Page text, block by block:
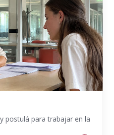
postulá para trabajar en la